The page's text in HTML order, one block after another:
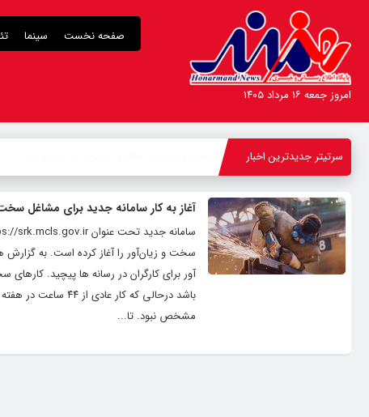
صفحه نخست سینما
امروز جمعه ۱۶ مرداد ۱۴۰۵
سرتیتر جدیدترین اخبار
آغاز به کار سامانه جدید برای مشاغل
سخت و زیان‌آور را آغاز کرده است. به
باشد درحالی که
مشخص نبود. تا...